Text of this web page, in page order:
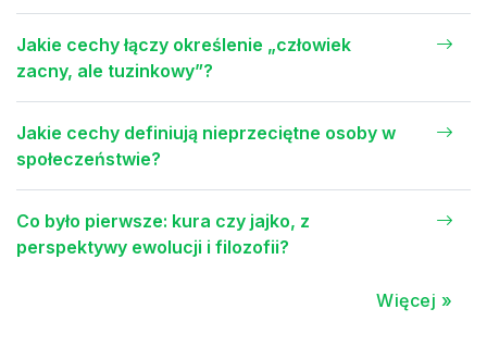
Jakie cechy łączy określenie „człowiek
zacny, ale tuzinkowy”?
Jakie cechy definiują nieprzeciętne osoby w
społeczeństwie?
Co było pierwsze: kura czy jajko, z
perspektywy ewolucji i filozofii?
Więcej »